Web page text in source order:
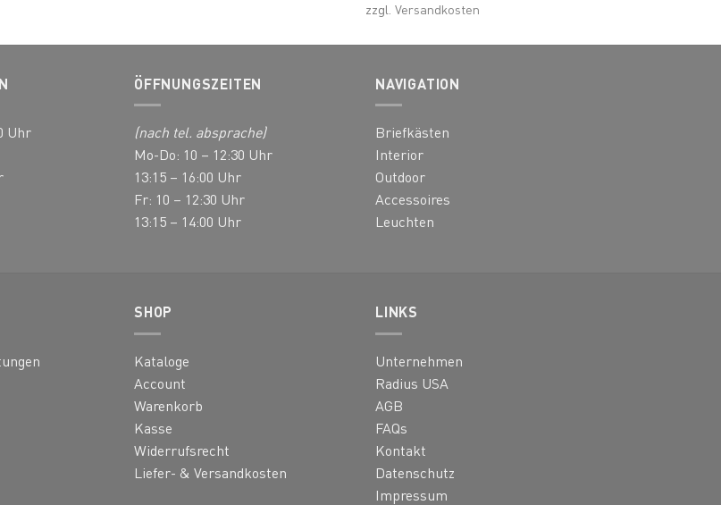
Die
können
auf
der
Produktseite
gewählt
werden
Optionen
zzgl. Versandkosten
Uhr
ÖFFNUNGSZEITEN
(nach tel. absprache)
Mo-Do: 10 – 12:30 Uhr
13:15 – 16:00 Uhr
Fr: 10 – 12:30 Uhr
13:15 – 14:00 Uhr
NAVIGATION
Briefkästen
Interior
Outdoor
Accessoires
Leuchten
SHOP
Kataloge
Account
Warenkorb
Kasse
Widerrufsrecht
Liefer- & Versandkosten
LINKS
Unternehmen
Radius USA
AGB
FAQs
Kontakt
Datenschutz
Impressum